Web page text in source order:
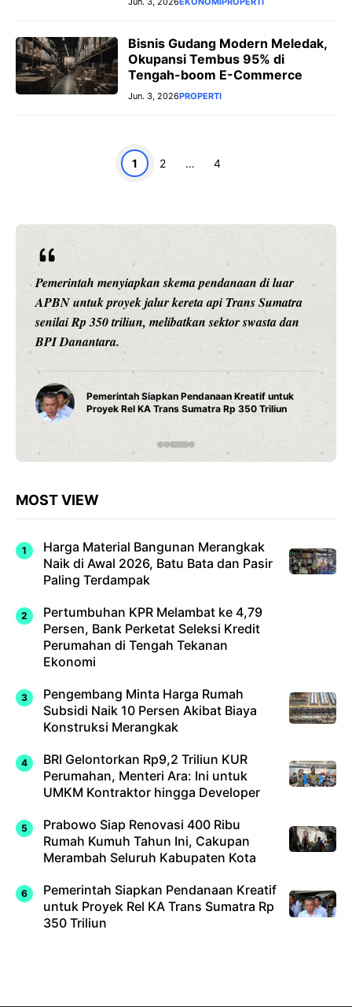
Bisnis Gudang Modern Meledak,
Okupansi Tembus 95% di
Tengah-boom E-Commerce
Jun. 3, 2026PROPERTI
Page
1 Page
2 … Page
4
Pemerintah menyiapkan skema pendanaan di luar
APBN untuk proyek jalur kereta api Trans Sumatra
senilai Rp 350 triliun, melibatkan sektor swasta dan
BPI Danantara.
Pemerintah Siapkan Pendanaan Kreatif untuk
Proyek Rel KA Trans Sumatra Rp 350 Triliun
MOST VIEW
Harga Material Bangunan Merangkak
Naik di Awal 2026, Batu Bata dan Pasir
Paling Terdampak
Pertumbuhan KPR Melambat ke 4,79
Persen, Bank Perketat Seleksi Kredit
Perumahan di Tengah Tekanan
Ekonomi
Pengembang Minta Harga Rumah
Subsidi Naik 10 Persen Akibat Biaya
Konstruksi Merangkak
BRI Gelontorkan Rp9,2 Triliun KUR
Perumahan, Menteri Ara: Ini untuk
UMKM Kontraktor hingga Developer
Prabowo Siap Renovasi 400 Ribu
Rumah Kumuh Tahun Ini, Cakupan
Merambah Seluruh Kabupaten Kota
Pemerintah Siapkan Pendanaan Kreatif
untuk Proyek Rel KA Trans Sumatra Rp
350 Triliun